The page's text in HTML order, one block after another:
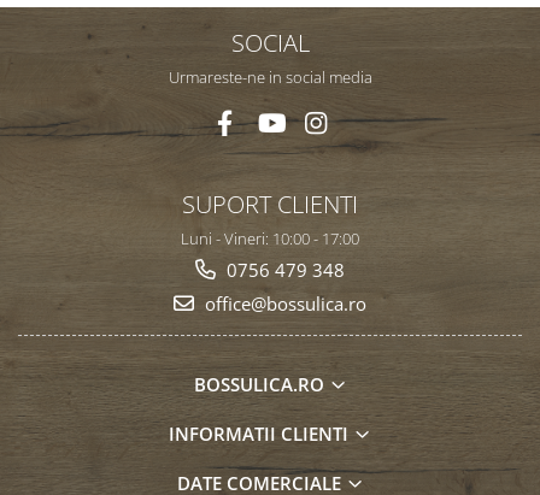
SOCIAL
Urmareste-ne in social media
SUPORT CLIENTI
Luni - Vineri: 10:00 - 17:00
0756 479 348
office@bossulica.ro
BOSSULICA.RO
INFORMATII CLIENTI
DATE COMERCIALE